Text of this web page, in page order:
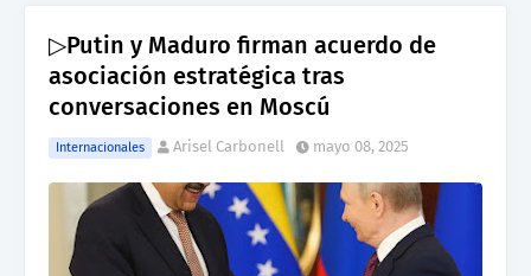
▷Putin y Maduro firman acuerdo de
asociación estratégica tras
conversaciones en Moscú
Internacionales Arisel Carbonell mayo 08, 2025